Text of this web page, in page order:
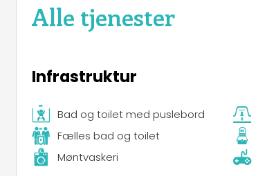
Alle tjenester
Infrastruktur
Bad og toilet med puslebord
Fælles bad og toilet
Møntvaskeri